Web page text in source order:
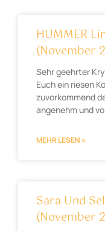
HUMMER
(November
Sehr geehrter
Euch ein riesen
zuvorkommend
angenehm und
MEHR LESEN »
Sara Und
(November